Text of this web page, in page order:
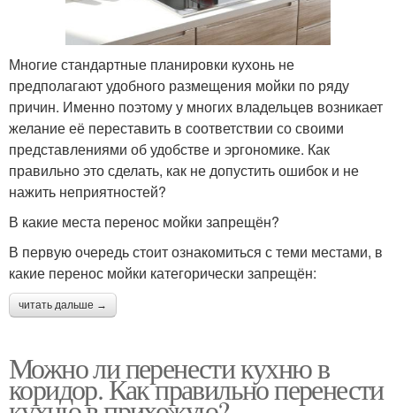
Многие стандартные планировки кухонь не
предполагают удобного размещения мойки по ряду
причин. Именно поэтому у многих владельцев возникает
желание её переставить в соответствии со своими
представлениями об удобстве и эргономике. Как
правильно это сделать, как не допустить ошибок и не
нажить неприятностей?
В какие места перенос мойки запрещён?
В первую очередь стоит ознакомиться с теми местами, в
какие перенос мойки категорически запрещён:
читать дальше →
Можно ли перенести кухню в
коридор. Как правильно перенести